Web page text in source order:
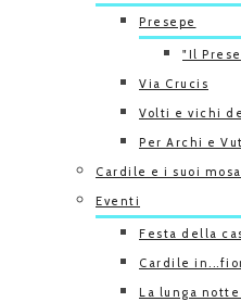
Presepe
"Il
Via Crucis
Volti e vichi
Per Archi e
Cardile e i suoi
Eventi
Festa della
Cardile
La lunga